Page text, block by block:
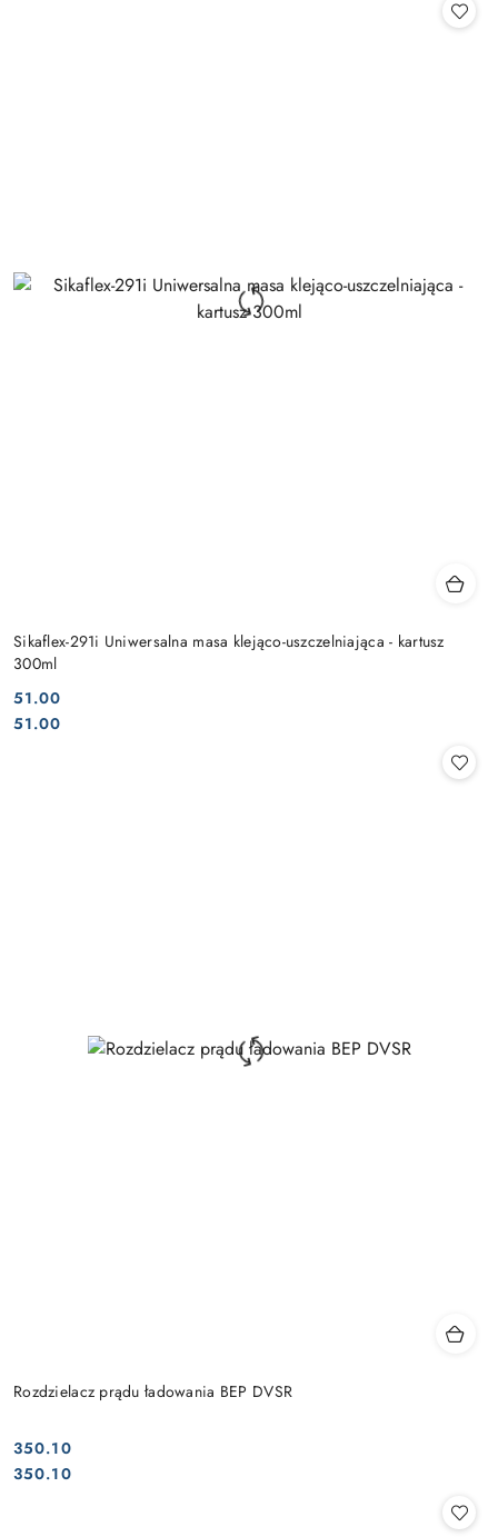
Sikaflex-291i Uniwersalna masa klejąco-uszczelniająca - kartusz
300ml
Cena:
51.00
Cena:
51.00
Rozdzielacz prądu ładowania BEP DVSR
Cena:
350.10
Cena:
350.10